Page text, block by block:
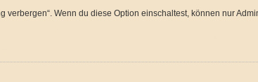
Wenn du diese Option einschaltest, können nur